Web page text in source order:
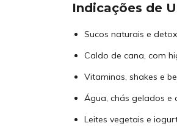
Indicações de
Sucos naturais e detox
Caldo de cana, com
Vitaminas, shakes e
Água, chás gelados e
Leites vegetais e